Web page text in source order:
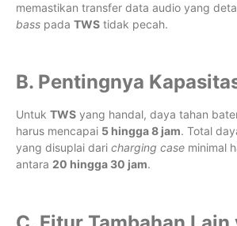
memastikan transfer data audio yang
bass pada TWS tidak pecah.
B. Pentingnya
Untuk TWS yang handal, daya tahan
harus mencapai 5 hingga 8 jam. Total
yang disuplai dari charging case minimal
antara 20 hingga 30 jam.